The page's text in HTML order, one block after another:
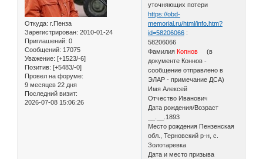
Откуда: г.Пенза
Зарегистрирован: 2010-01-24
Приглашений: 0
Сообщений: 17075
Уважение: [+1523/-6]
Позитив: [+5483/-0]
Провел на форуме:
9 месяцев 22 дня
Последний визит:
2026-07-08 15:06:26
уточняющих потери
https://obd-
memorial.ru/html/info.htm?
id=58206066 :
58206066
Фамилия Копнов (в
документе Коннов -
сообщение отправлено в
ЭЛАР - примечание ДСА)
Имя Алексей
Отчество Иванович
Дата рождения/Возраст
__.__.1893
Место рождения Пензенская
обл., Терновский р-н, с.
Золотаревка
Дата и место призыва